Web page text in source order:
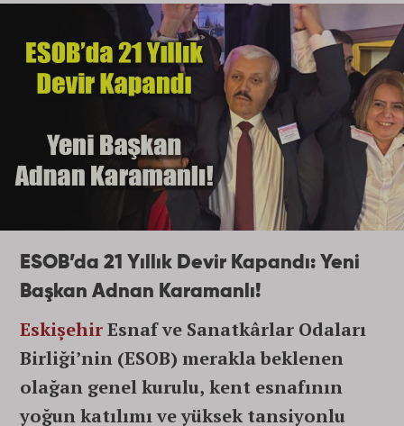
ESOB’da 21 Yıllık Devir Kapandı: Yeni
Başkan Adnan Karamanlı!
EskişehirEsnaf ve Sanatkârlar Odaları
Birliği’nin (ESOB) merakla beklenen
olağan genel kurulu, kent esnafının
yoğun katılımı ve yüksek tansiyonlu